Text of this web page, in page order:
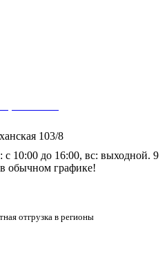
103/8
с 10:00 до 16:00, вс: выходной. 9
обычном графике!
отгрузка в регионы